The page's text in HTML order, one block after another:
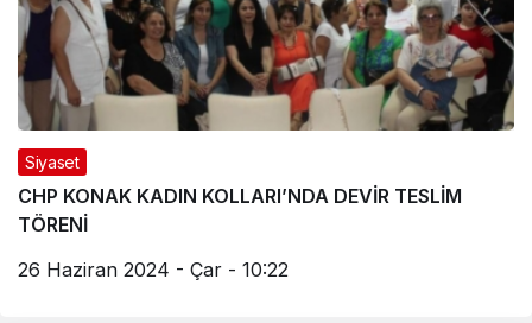
Siyaset
CHP KONAK KADIN KOLLARI’NDA DEVİR TESLİM
TÖRENİ
26 Haziran 2024 - Çar - 10:22